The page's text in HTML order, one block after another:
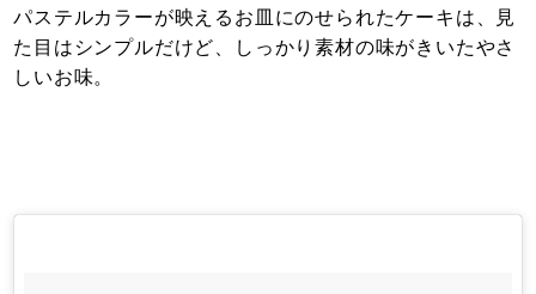
パステルカラーが映えるお皿にのせられたケーキは、見
た目はシンプルだけど、しっかり素材の味がきいたやさ
しいお味。